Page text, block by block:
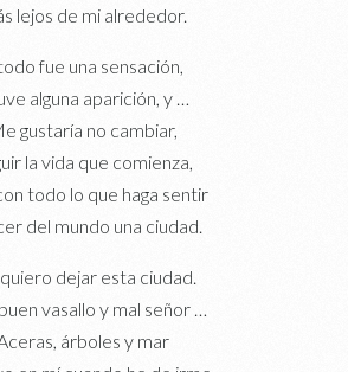
lejos de mi alrededor.
fue una sensación,
alguna aparición, y …
gustaría no cambiar,
la vida que comienza,
todo lo que haga sentir
del mundo una ciudad.
dejar esta ciudad.
vasallo y mal señor …
árboles y mar